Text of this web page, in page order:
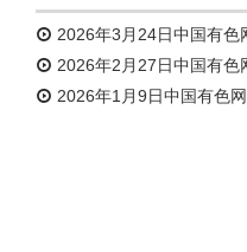
2026年3月24日中国有色
2026年2月27日中国有色
2026年1月9日中国有色